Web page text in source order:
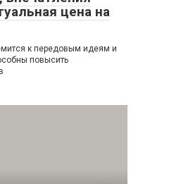
цена на
к передовым идеям и
повысить